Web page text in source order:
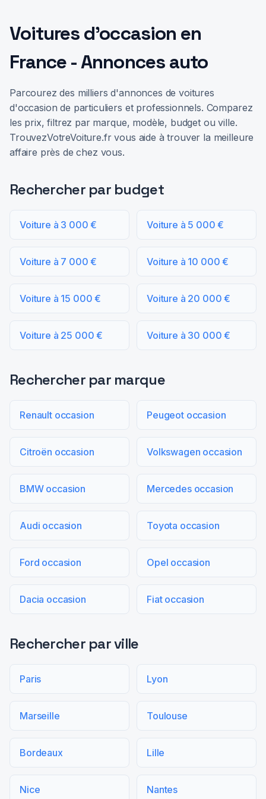
Voitures d'occasion en
France - Annonces auto
Parcourez des milliers d'annonces de voitures
d'occasion de particuliers et professionnels. Comparez
les prix, filtrez par marque, modèle, budget ou ville.
TrouvezVotreVoiture.fr vous aide à trouver la meilleure
affaire près de chez vous.
Rechercher par budget
Voiture à 3 000 € Voiture à 5 000 €
Voiture à 7 000 € Voiture à 10 000 €
Voiture à 15 000 € Voiture à 20 000 €
Voiture à 25 000 € Voiture à 30 000 €
Rechercher par marque
Renault occasion Peugeot occasion
Citroën occasion Volkswagen occasion
BMW occasion Mercedes occasion
Audi occasion Toyota occasion
Ford occasion Opel occasion
Dacia occasion Fiat occasion
Rechercher par ville
Paris Lyon
Marseille Toulouse
Bordeaux Lille
Nice Nantes